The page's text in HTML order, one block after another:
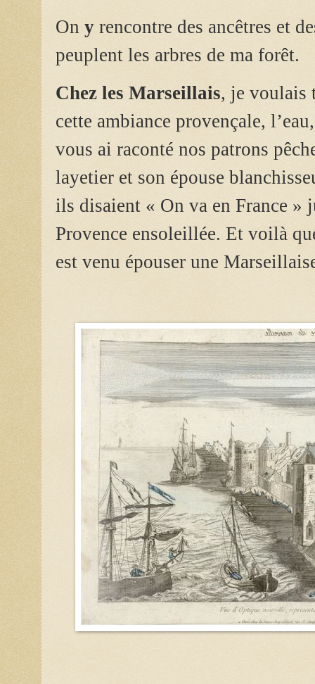
On y rencontre des ancêtres et
peuplent les arbres de ma forêt.
Chez les Marseillais, je voulais
cette ambiance provençale,
vous ai raconté nos patrons
layetier et son épouse
ils disaient « On va en France »
Provence ensoleillée. Et voilà
est venu épouser une